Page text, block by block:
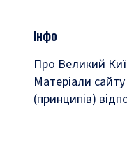
Інфо
Про Великий
Матеріали
(принципів)